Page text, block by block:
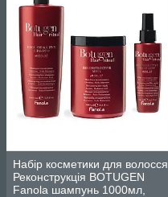
Набір косметики для волосся
Реконструкція BOTUGEN
Fanola шампунь 1000мл,